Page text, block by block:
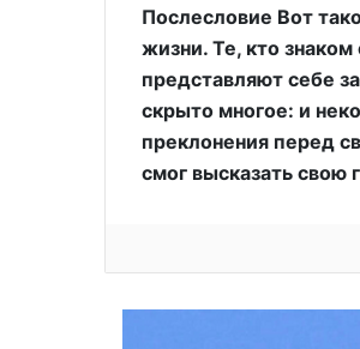
Послесловие Вот
жизни. Те, кто
представляют себе
скрыто многое: и
преклонения перед
смог высказать